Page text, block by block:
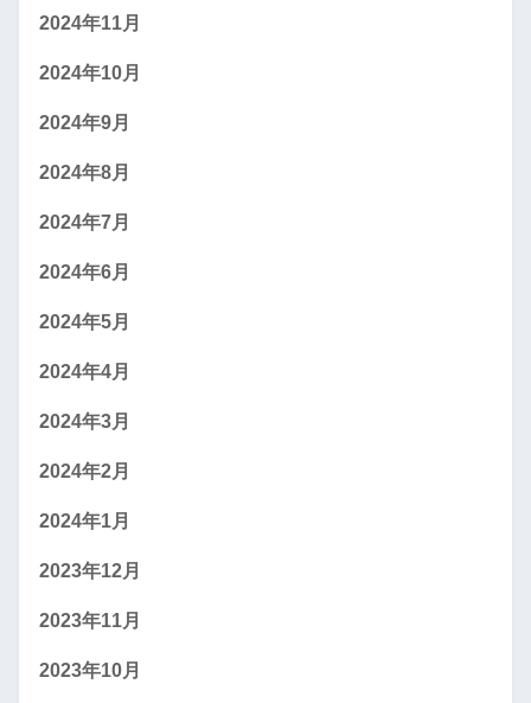
2024年11月
2024年10月
2024年9月
2024年8月
2024年7月
2024年6月
2024年5月
2024年4月
2024年3月
2024年2月
2024年1月
2023年12月
2023年11月
2023年10月